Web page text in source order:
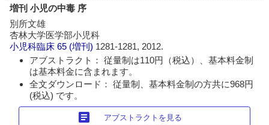
増刊 小児の中毒 序
別所文雄
杏林大学医学部小児科
小児科臨床 65 (増刊) 1281-1281, 2012.
アブストラクト： 従量制は110円（税込）、基本料金制
は基本料金に含まれます。
全文ダウンロード： 従量制、基本料金制の方共に968円
(税込) です。
article アブストラクトを見る